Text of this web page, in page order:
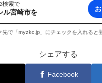
検索で
ル宮崎市を
先で「myzkc.jp」にチェックを入れると
シェアする
Facebook